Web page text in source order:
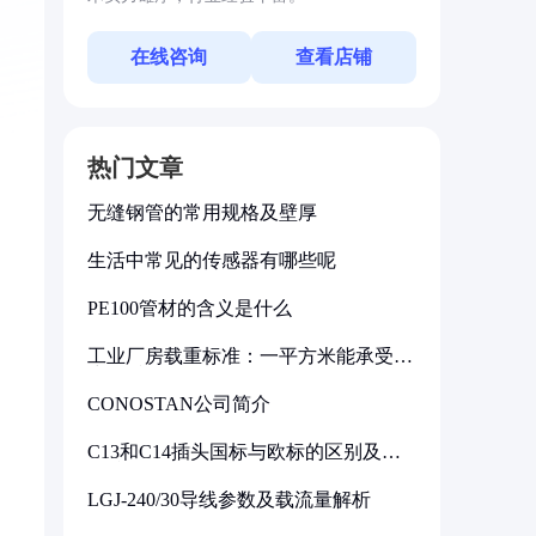
在线咨询 查看店铺
热门文章
无缝钢管的常用规格及壁厚
生活中常见的传感器有哪些呢
PE100管材的含义是什么
工业厂房载重标准：一平方米能承受多
CONOSTAN公司简介
C13和C14插头国标与欧标的区别及其
LGJ-240/30导线参数及载流量解析